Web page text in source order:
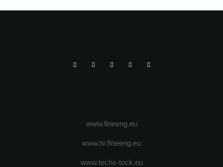
PENTRU CLIENTI
www.fineeng.eu
www.tv.fineeng.eu
www.techs-tock.eu